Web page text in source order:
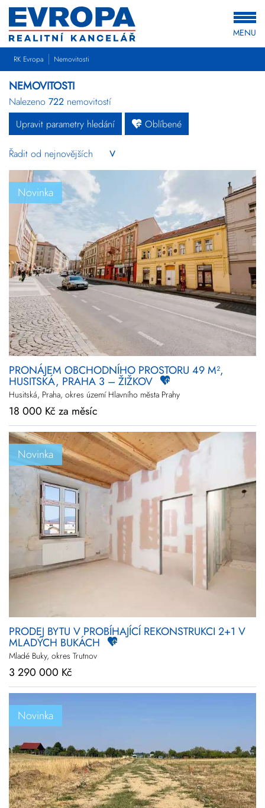
MENU
RK Evropa Nemovitosti
NEMOVITOSTI
Nalezeno 722 nemovitostí
Upravit parametry hledání
Oblíbené
Novinka
PRONÁJEM OBCHODNÍHO PROSTORU 49 M²,
HUSITSKÁ, PRAHA 3 – ŽIŽKOV
Husitská, Praha, okres území Hlavního města Prahy
18 000 Kč za měsíc
Novinka
PRODEJ BYTU V PROBÍHAJÍCÍ REKONSTRUKCI 2+1 V
MLADÝCH BUKÁCH
Mladé Buky, okres Trutnov
3 290 000 Kč
Novinka
Byty Domy Pozemky
Ostatní Developerské
projekty
Novinky Zlevněné
Pronájem
Kraj Vyberte kraje
Upřesnit
lokalitu
Cena
+rozšířené hledání